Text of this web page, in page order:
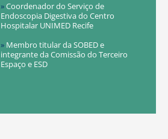
»Coordenador do Serviço de
Endoscopia Digestiva do Centro
Hospitalar UNIMED Recife
» Membro titular da SOBED e
integrante da Comissão do Terceiro
Espaço e ESD